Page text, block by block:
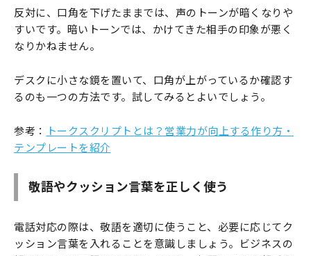
反対に、口角を下げたままでは、声のトーンが暗くなりや
すいです。暗いトーンでは、かけてきた相手の印象が悪く
なりかねません。
デスクに小さな鏡を置いて、口角が上がっているか確認す
るのも一つの方法です。試してみるとよいでしょう。
参考：
トークスクリプトとは？営業力が向上する作り方・
テンプレートを紹介
敬語やクッション言葉を正しく使う
電話対応の際は、敬語を適切に使うこと、必要に応じてク
ッション言葉を入れることを意識しましょう。ビジネスの